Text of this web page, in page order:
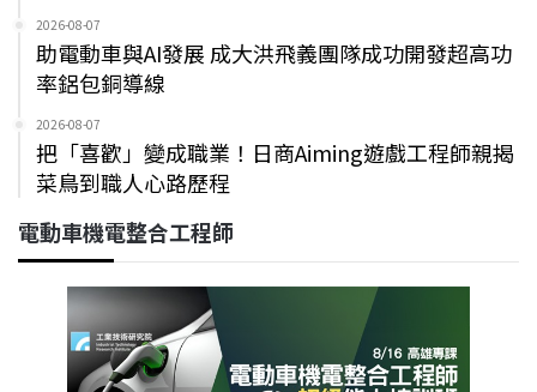
2026-08-07
助電動車與AI發展 成大洪飛義團隊成功開發超高功
率鋁包銅導線
2026-08-07
把「喜歡」變成職業！日商Aiming遊戲工程師親揭
菜鳥到職人心路歷程
電動車機電整合工程師